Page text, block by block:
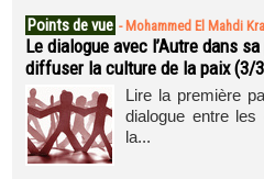
Points de vue - Mohammed El Mahdi
Le dialogue avec l’Autre dans
diffuser la culture de la paix (3/
Lire la première
dialogue entre
la...